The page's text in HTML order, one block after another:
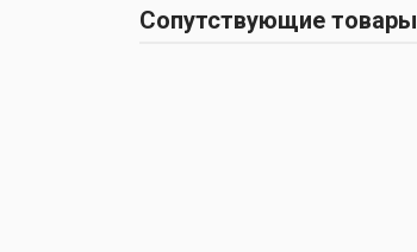
Сопутствующие товары